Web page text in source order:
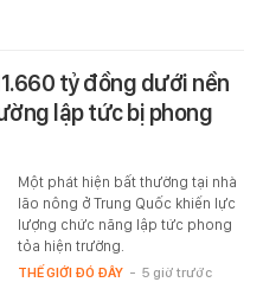
tỷ đồng dưới nền
lập tức bị phong
Một phát hiện bất thường tại nhà
lão nông ở Trung Quốc khiến lực
lượng chức năng lập tức phong
tỏa hiện trường.
THẾ GIỚI ĐÓ ĐÂY - 5 giờ trước